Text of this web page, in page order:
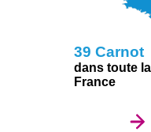
39 Carnot
dans toute la
France